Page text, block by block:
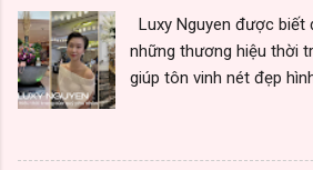
Luxy Nguyen được
những thương hiệu thời
giúp tôn vinh nét đẹp
đẹp sang trọng.
Nguyen gây ấn tượng